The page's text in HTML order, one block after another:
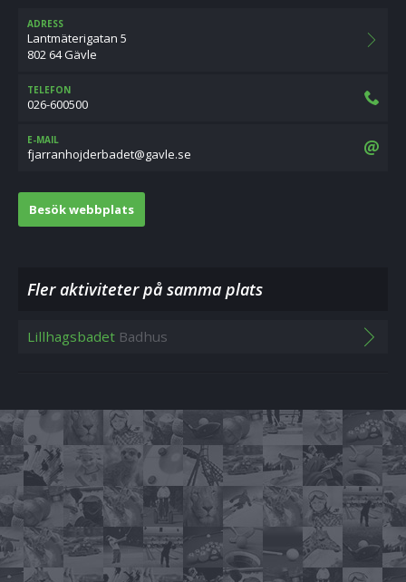
ADRESS
Lantmäterigatan 5
802 64 Gävle
TELEFON
026-600500
E-MAIL
es.elvag@tedabredjohnarrajf
Besök webbplats
Fler aktiviteter på samma plats
Lillhagsbadet Badhus